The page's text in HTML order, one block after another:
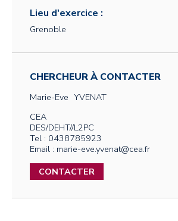
Lieu d'exercice :
Grenoble
CHERCHEUR À CONTACTER
Marie-Eve YVENAT
CEA
DES/DEHT//L2PC
Tel : 0438785923
Email : marie-eve.yvenat@cea.fr
CONTACTER